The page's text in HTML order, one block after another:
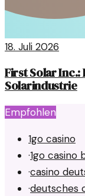
18. Juli 2026
First Solar
Solarindustrie
Empfohlen
1go casino
·1go casino
·casino
·deutsches